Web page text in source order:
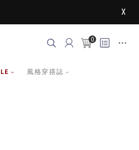
X
0
風格穿搭誌